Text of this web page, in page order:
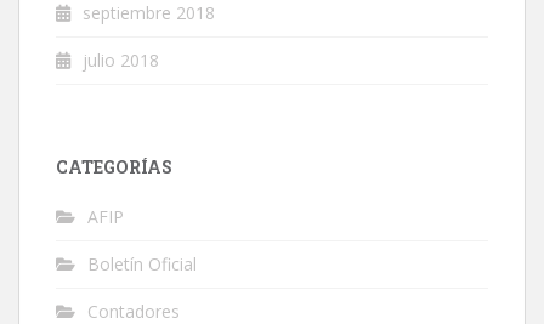
septiembre 2018
julio 2018
CATEGORÍAS
AFIP
Boletín Oficial
Contadores